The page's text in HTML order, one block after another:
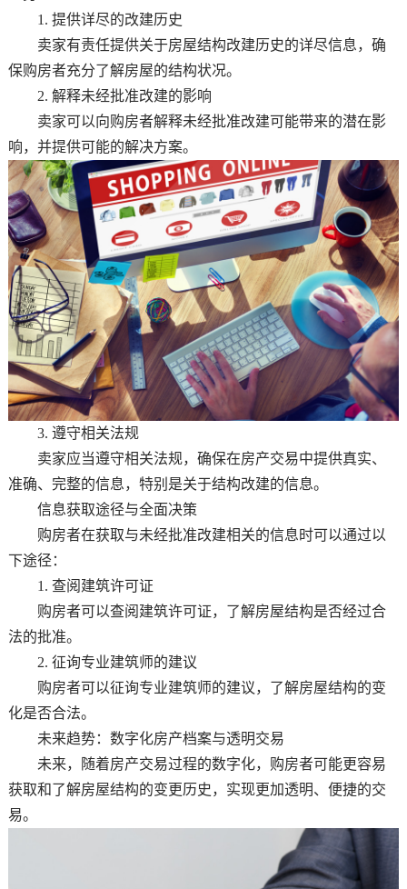
1. 提供详尽的改建历史
卖家有责任提供关于房屋结构改建历史的详尽信息，确
保购房者充分了解房屋的结构状况。
2. 解释未经批准改建的影响
卖家可以向购房者解释未经批准改建可能带来的潜在影
响，并提供可能的解决方案。
3. 遵守相关法规
卖家应当遵守相关法规，确保在房产交易中提供真实、
准确、完整的信息，特别是关于结构改建的信息。
信息获取途径与全面决策
购房者在获取与未经批准改建相关的信息时可以通过以
下途径：
1. 查阅建筑许可证
购房者可以查阅建筑许可证，了解房屋结构是否经过合
法的批准。
2. 征询专业建筑师的建议
购房者可以征询专业建筑师的建议，了解房屋结构的变
化是否合法。
未来趋势：数字化房产档案与透明交易
未来，随着房产交易过程的数字化，购房者可能更容易
获取和了解房屋结构的变更历史，实现更加透明、便捷的交
易。